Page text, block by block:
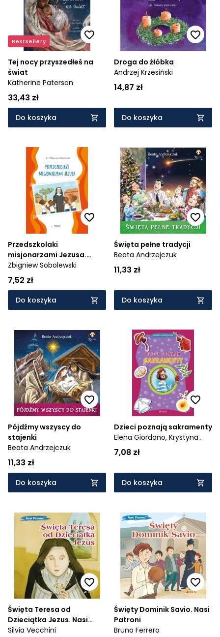
Bestsellery
Tej nocy przyszedłeś na
świat
Katherine Paterson
33,43 zł
Do koszyka
Droga do żłóbka
Andrzej Krzesiński
14,87 zł
Do koszyka
Przedszkolaki
misjonarzami Jezusa.
Kolorowanka
Zbigniew Sobolewski
7,52 zł
Do koszyka
Święta pełne tradycji
Beata Andrzejczuk
11,33 zł
Do koszyka
Pójdźmy wszyscy do
stajenki
Beata Andrzejczuk
11,33 zł
Do koszyka
Dzieci poznają sakramenty
Elena Giordano, Krystyna
Kozak, D'Incalci Tommaso
7,08 zł
Do koszyka
Święta Teresa od
Dzieciątka Jezus. Nasi
Patroni
Silvia Vecchini
Święty Dominik Savio. Nasi
Patroni
Bruno Ferrero